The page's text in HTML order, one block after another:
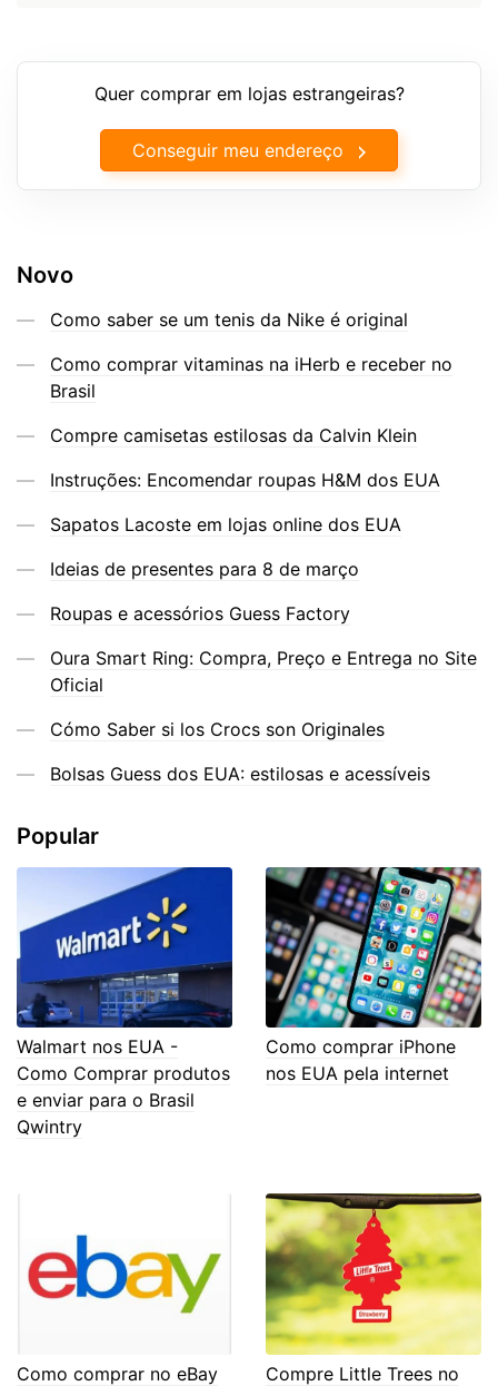
Quer comprar em lojas estrangeiras?
Conseguir meu endereço
Novo
Como saber se um tenis da Nike é original
Como comprar vitaminas na iHerb e receber no
Brasil
Compre camisetas estilosas da Calvin Klein
Instruções: Encomendar roupas H&M dos EUA
Sapatos Lacoste em lojas online dos EUA
Ideias de presentes para 8 de março
Roupas e acessórios Guess Factory
Oura Smart Ring: Compra, Preço e Entrega no Site
Oficial
Cómo Saber si los Crocs son Originales
Bolsas Guess dos EUA: estilosas e acessíveis
Popular
Walmart nos EUA -
Como Comprar produtos
e enviar para o Brasil
Qwintry
Como comprar iPhone
nos EUA pela internet
Como comprar no eBay
Compre Little Trees no